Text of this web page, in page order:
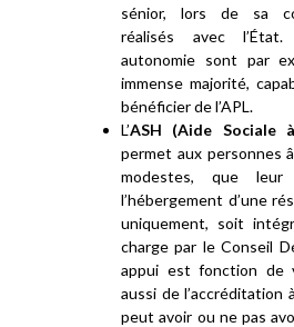
sénior, lors de sa
réalisés avec
autonomie sont par
immense majorité,
bénéficier de l’APL.
L’ASH (Aide Sociale
permet aux personnes
modestes, que
l’hébergement d’une
uniquement, soit
charge par le Conseil
appui est fonction de
aussi de l’accréditation
peut avoir ou ne pas